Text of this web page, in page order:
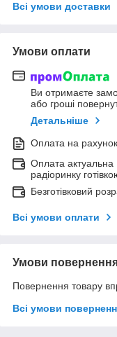
Всі умови доставки
Умови оплати
Ви отримаєте
або гроші
Детальніше
Оплата на рахунок
Оплата актуальна
радіоринку
Безготівковий
Всі умови оплати
Умови
Повернення товару
Всі умови